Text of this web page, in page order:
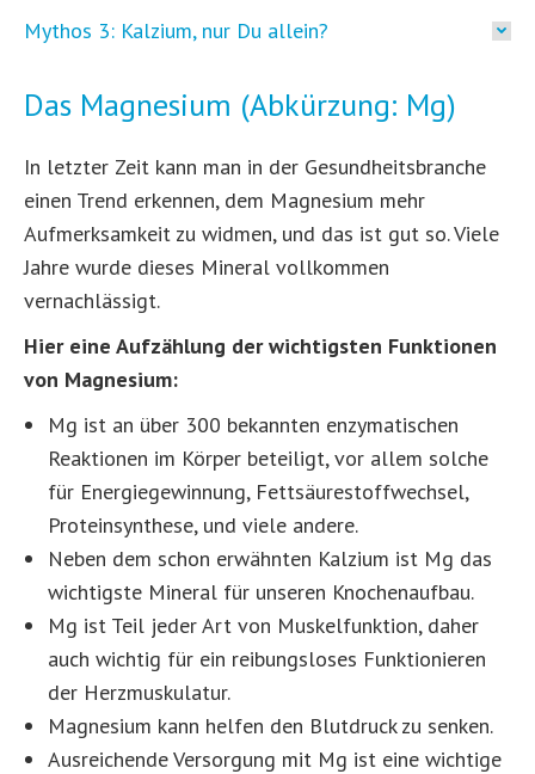
Mythos 3: Kalzium, nur Du allein?
Das Magnesium (Abkürzung: Mg)
In letzter Zeit kann man in der Gesundheitsbranche
einen Trend erkennen, dem Magnesium mehr
Aufmerksamkeit zu widmen, und das ist gut so. Viele
Jahre wurde dieses Mineral vollkommen
vernachlässigt.
Hier eine Aufzählung der wichtigsten Funktionen
von Magnesium:
Mg ist an über 300 bekannten enzymatischen
Reaktionen im Körper beteiligt, vor allem solche
für Energiegewinnung, Fettsäurestoffwechsel,
Proteinsynthese, und viele andere.
Neben dem schon erwähnten Kalzium ist Mg das
wichtigste Mineral für unseren Knochenaufbau.
Mg ist Teil jeder Art von Muskelfunktion, daher
auch wichtig für ein reibungsloses Funktionieren
der Herzmuskulatur.
Magnesium kann helfen den Blutdruck zu senken.
Ausreichende Versorgung mit Mg ist eine wichtige